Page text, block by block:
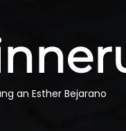
an Esther Bejarano